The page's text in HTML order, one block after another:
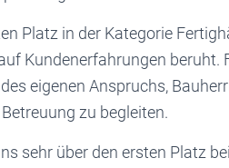
Platz in der Kategorie
Kundenerfahrungen beruht.
eigenen Anspruchs,
zu begleiten.
sehr über den ersten Platz